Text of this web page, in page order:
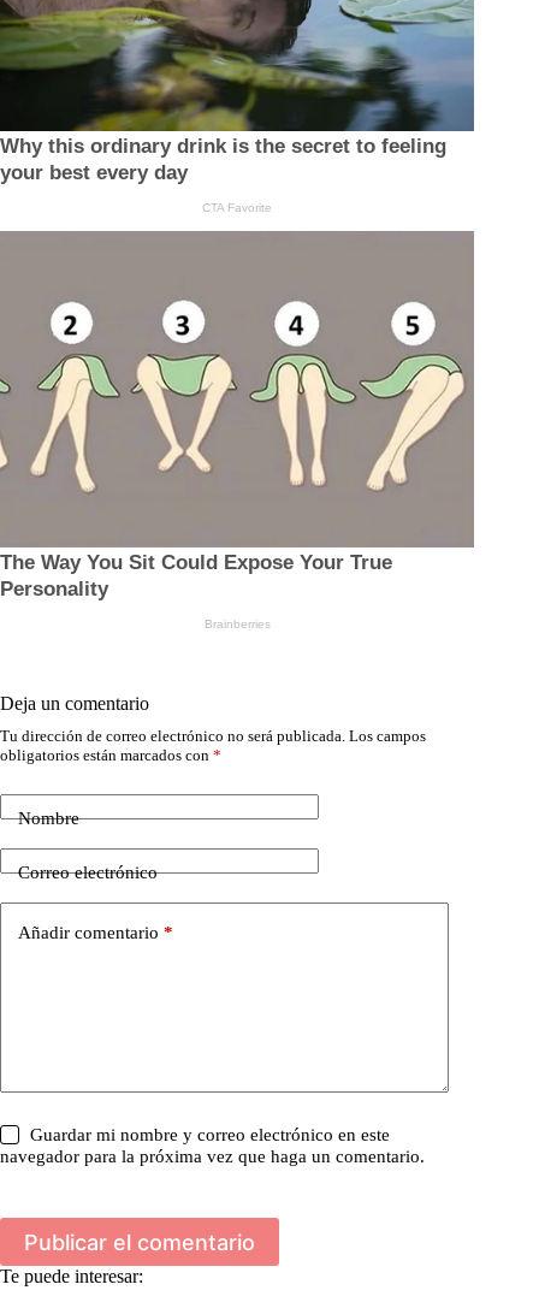
Deja un comentario
Tu dirección de correo electrónico no será publicada. Los campos
obligatorios están marcados con *
Nombre
Correo electrónico
Añadir comentario *
Guardar mi nombre y correo electrónico en este
navegador para la próxima vez que haga un comentario.
Publicar el comentario
Te puede interesar: